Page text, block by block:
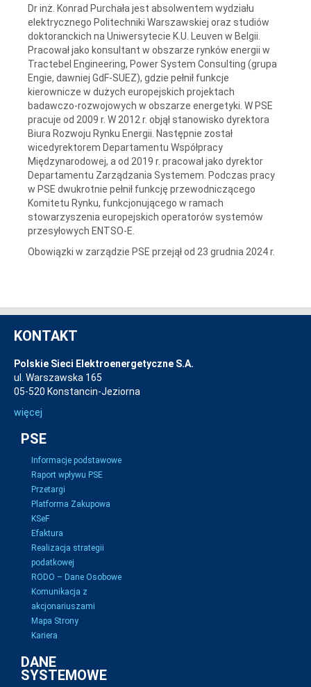
Dr inż. Konrad Purchała jest absolwentem wydziału
elektrycznego Politechniki Warszawskiej oraz studiów
doktoranckich na Uniwersytecie K.U. Leuven w Belgii.
Pracował jako konsultant w obszarze rynków energii w
Tractebel Engineering, Power System Consulting (grupa
Engie, dawniej GdF-SUEZ), gdzie pełnił funkcje
kierownicze w dużych europejskich projektach
badawczo-rozwojowych w obszarze energetyki. W PSE
pracuje od 2009 r. W 2012 r. objął stanowisko dyrektora
Biura Rozwoju Rynku Energii. Następnie został
wicedyrektorem Departamentu Współpracy
Międzynarodowej, a od 2019 r. pracował jako dyrektor
Departamentu Zarządzania Systemem. Podczas pracy
w PSE dwukrotnie pełnił funkcję przewodniczącego
Komitetu Rynku, funkcjonującego w ramach
stowarzyszenia europejskich operatorów systemów
przesyłowych ENTSO-E.
Obowiązki w zarządzie PSE przejął od 23 grudnia 2024 r.
KONTAKT
Polskie Sieci Elektroenergetyczne S.A.
ul. Warszawska 165
05-520 Konstancin-Jeziorna
więcej
PSE
Informacje podstawowe
Raport wpływu PSE
Przetargi
Platforma Zakupowa
KSeF
Efaktura
Realizacja strategii
podatkowej
RODO – Dane Osobowe
Komunikacja z
akcjonariuszami
Mapa Strony
Kariera
DANE
SYSTEMOWE